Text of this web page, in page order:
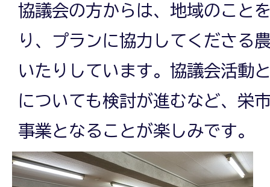
協議会の方からは、地域のこと
り、プランに協力してくださる
いたりしています。協議会活動
についても検討が進むなど、栄
事業となることが楽しみです。